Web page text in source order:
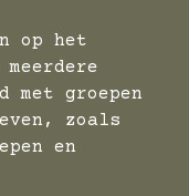
op het
met groepen
zoals
en